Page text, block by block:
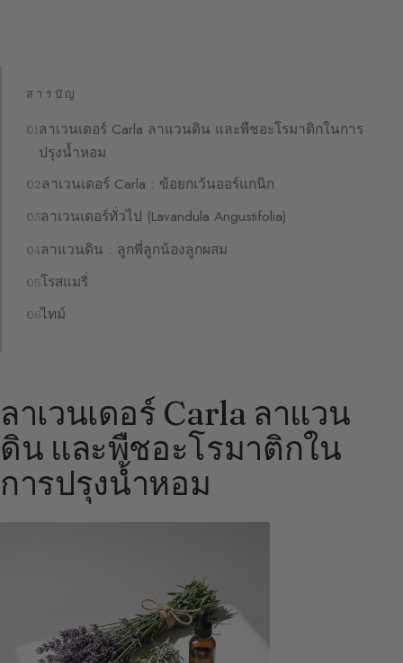
สารบัญ
ลาเวนเดอร์ Carla ลาแวนดิน และพืชอะโรมาติกในการ
ปรุงน้ำหอม
ลาเวนเดอร์ Carla : ข้อยกเว้นออร์แกนิก
ลาเวนเดอร์ทั่วไป (Lavandula Angustifolia)
ลาแวนดิน : ลูกพี่ลูกน้องลูกผสม
โรสแมรี่
ไทม์
ลาเวนเดอร์ Carla ลาแวน
ดิน และพืชอะโรมาติกใน
การปรุงน้ำหอม